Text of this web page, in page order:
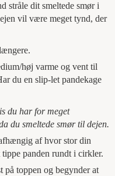
stråle dit smeltede smør i
vil være meget tynd, der
høj varme og vent til
du en slip-let pandekage
du har for meget
du smeltede smør til dejen.
af hvor stor din
panden rundt i cirkler.
på toppen og begynder at